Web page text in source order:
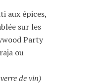
aux épices,
sur les
Party
ou
de vin)